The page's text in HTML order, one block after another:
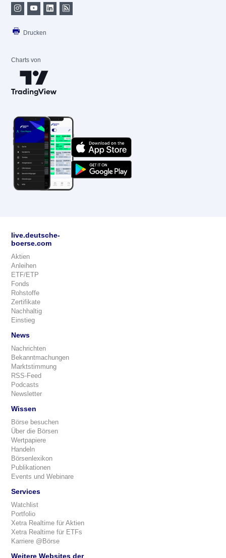
Drucken
Charts von
live.deutsche-
boerse.com
Aktien
Anleihen
ETF/ETP
Fonds
Rohstoffe
Zertifikate
Nachhaltig
Einstieg
News
Nachrichten
Bekanntmachungen
Marktstimmung
RSS-Feed
Podcasts
Newsletter
Wissen
Börse besuchen
Über die Börsen
Wertpapiere
Handeln
Börsenlexikon
Publikationen
Events und Webinare
Services
Watchlist
Portfolio
Xetra Realtime für Aktien
Xetra Realtime für ETFs
Karriere @Börse
Weitere Websites der